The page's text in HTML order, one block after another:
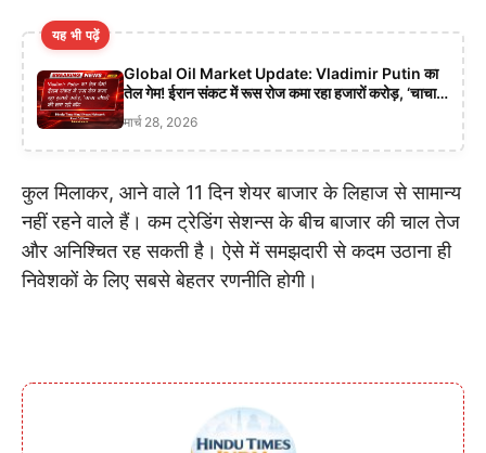
यह भी पढ़ें
Global Oil Market Update: Vladimir Putin का
तेल गेम! ईरान संकट में रूस रोज कमा रहा हजारों करोड़, ‘चाचा
चौधरी’ की लग रही वॉट
मार्च 28, 2026
कुल मिलाकर, आने वाले 11 दिन शेयर बाजार के लिहाज से सामान्य
नहीं रहने वाले हैं। कम ट्रेडिंग सेशन्स के बीच बाजार की चाल तेज
और अनिश्चित रह सकती है। ऐसे में समझदारी से कदम उठाना ही
निवेशकों के लिए सबसे बेहतर रणनीति होगी।